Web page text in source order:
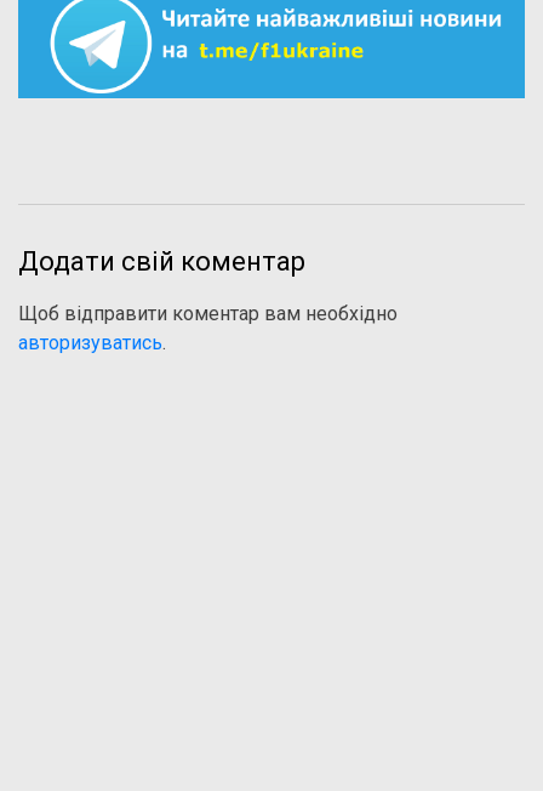
Додати свій коментар
Щоб відправити коментар вам необхідно
авторизуватись.